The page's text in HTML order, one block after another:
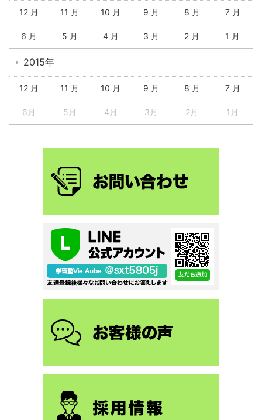
12 月 11 月 10 月 9 月 8 月 7 月
6 月 5 月 4 月 3 月 2 月 1 月
2015年
12 月 11 月 10 月 9 月 8 月 7 月
6月 5月 4月 3月 2月 1月